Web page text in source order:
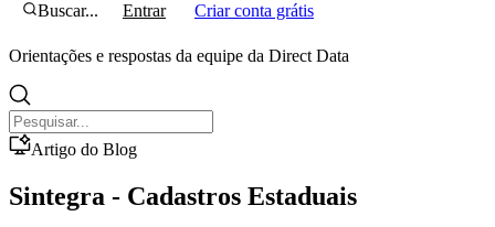
Buscar... Entrar Criar conta grátis
Orientações e respostas da equipe da Direct Data
Artigo do Blog
Sintegra - Cadastros Estaduais